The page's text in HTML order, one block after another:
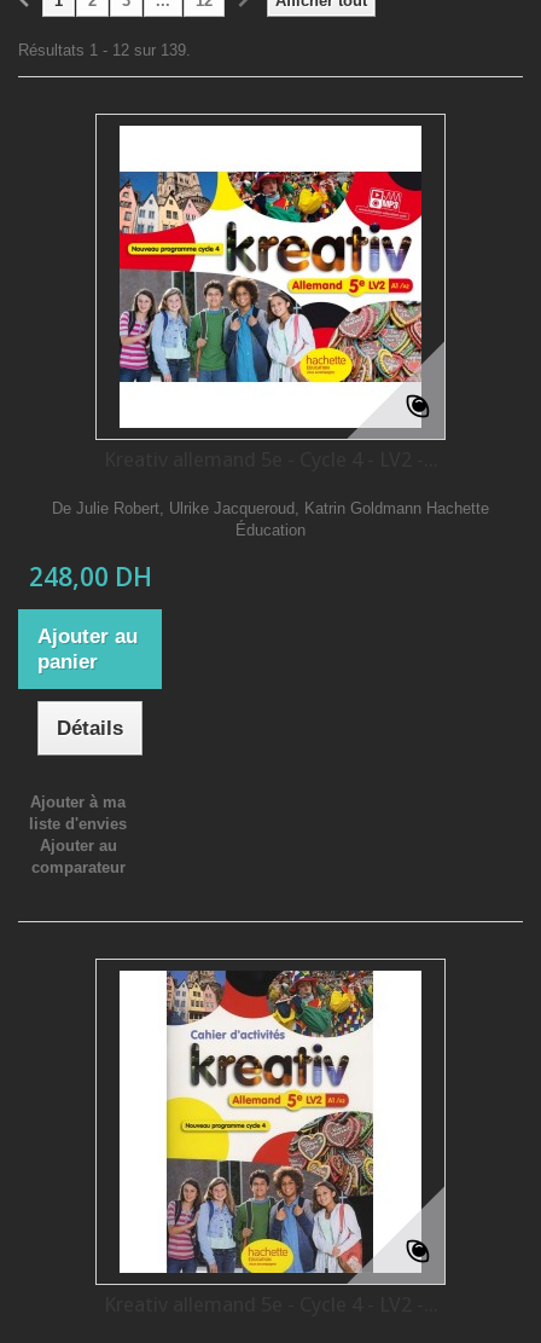
Résultats 1 - 12 sur 139.
De Julie Robert, Ulrike Jacqueroud, Katrin Goldmann Hachette
Éducation
248,00 DH
Ajouter au
panier
Détails
Ajouter à ma
liste d'envies
Ajouter au
comparateur